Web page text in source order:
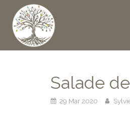
Salade
29 Mar 2020